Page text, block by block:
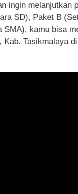
ingin melanjutkan
SD), Paket B
SMA), kamu bisa
Kab. Tasikmalaya di